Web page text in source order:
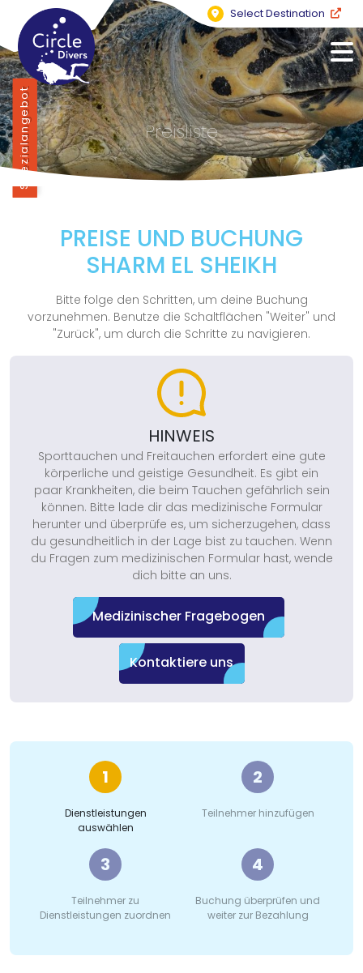
Select Destination
Preisliste
PREISE UND BUCHUNG
SHARM EL SHEIKH
Bitte folge den Schritten, um deine Buchung
vorzunehmen. Benutze die Schaltflächen "Weiter" und
"Zurück", um durch die Schritte zu navigieren.
HINWEIS
Sporttauchen und Freitauchen erfordert eine gute
körperliche und geistige Gesundheit. Es gibt ein
paar Krankheiten, die beim Tauchen gefährlich sein
können. Bitte lade dir das medizinische Formular
herunter und überprüfe es, um sicherzugehen, dass
du gesundheitlich in der Lage bist zu tauchen. Wenn
du Fragen zum medizinischen Formular hast, wende
dich bitte an uns.
Medizinischer Fragebogen
Kontaktiere uns
1
Dienstleistungen
auswählen
2
Teilnehmer hinzufügen
3
Teilnehmer zu
Dienstleistungen zuordnen
4
Buchung überprüfen und
weiter zur Bezahlung
Spezialangebot